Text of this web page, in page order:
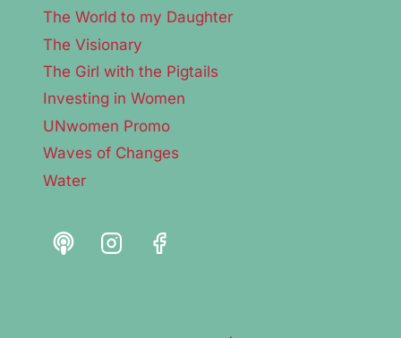
The World to my Daughter
The Visionary
The Girl with the Pigtails
Investing in Women
UNwomen Promo
Waves of Changes
Water